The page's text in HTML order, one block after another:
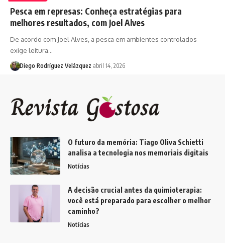
Pesca em represas: Conheça estratégias para
melhores resultados, com Joel Alves
De acordo com Joel Alves, a pesca em ambientes controlados
exige leitura…
Diego Rodríguez Velázquez abril 14, 2026
O futuro da memória: Tiago Oliva Schietti
analisa a tecnologia nos memoriais digitais
Notícias
A decisão crucial antes da quimioterapia:
você está preparado para escolher o melhor
caminho?
Notícias